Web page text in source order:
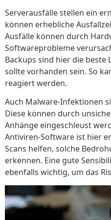
Serverausfälle stellen ein
können erhebliche
Ausfälle können durch
Softwareprobleme
Backups sind hier die beste
sollte vorhanden sein. So
reagiert werden.
Auch Malware-Infektionen
Diese können durch
Anhänge eingeschleust
Antiviren-Software ist hier
Scans helfen, solche
erkennen. Eine gute
ebenfalls wichtig, um das